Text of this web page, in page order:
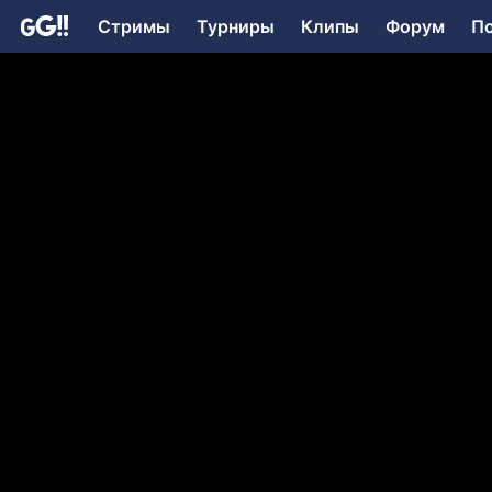
Стримы Турниры Клипы Форум